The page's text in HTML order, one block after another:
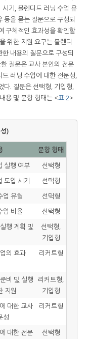
기, 블렌디드 러닝 수업 유
등을 묻는 질문으로 구성되
구체적인 효과성을 확인할
위한 지원 요구는 블렌디
내용의 질문으로 구성되
질문은 교사 본인의 전문
러닝 수업에 대한 전문성,
다. 질문은 선택형, 기입형,
용 및 문항 형태는 <표 2>
)
문항 형태
실행 여부
선택형
도입 시기
선택형
업 유형
선택형
업 비율
선택형
행 계획 및
선택형,
기입형
의 효과 리커트형
비 및 실행
지원
리커트형,
기입형
대한 교사
성
리커트형
대한 전문
선택형